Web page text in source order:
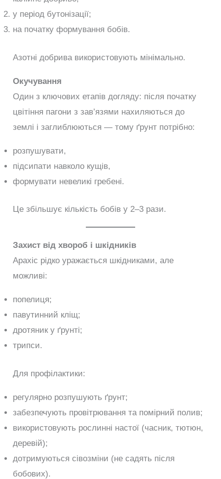
у період бутонізації;
на початку формування бобів.
Азотні добрива використовують мінімально.
Окучування
Один з ключових етапів догляду: після початку
цвітіння пагони з зав’язями нахиляються до
землі і заглиблюються — тому ґрунт потрібно:
розпушувати,
підсипати навколо кущів,
формувати невеликі гребені.
Це збільшує кількість бобів у 2–3 рази.
Захист від хвороб і шкідників
Арахіс рідко уражається шкідниками, але
можливі:
попелиця;
павутинний кліщ;
дротяник у ґрунті;
трипси.
Для профілактики:
регулярно розпушують ґрунт;
забезпечують провітрювання та помірний полив;
використовують рослинні настої (часник, тютюн,
деревій);
дотримуються сівозміни (не садять після
бобових).